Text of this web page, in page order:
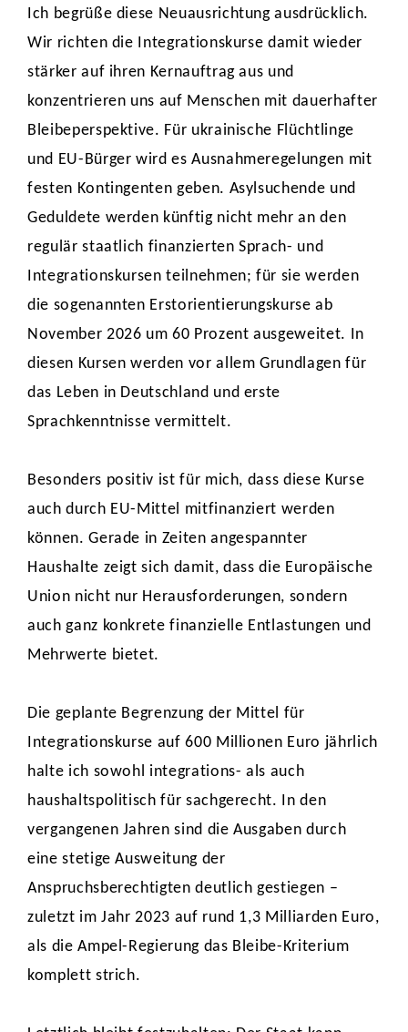
Ich begrüße diese Neuausrichtung ausdrücklich.
Wir richten die Integrationskurse damit wieder
stärker auf ihren Kernauftrag aus und
konzentrieren uns auf Menschen mit dauerhafter
Bleibeperspektive. Für ukrainische Flüchtlinge
und EU-Bürger wird es Ausnahmeregelungen mit
festen Kontingenten geben. Asylsuchende und
Geduldete werden künftig nicht mehr an den
regulär staatlich finanzierten Sprach- und
Integrationskursen teilnehmen; für sie werden
die sogenannten Erstorientierungskurse ab
November 2026 um 60 Prozent ausgeweitet. In
diesen Kursen werden vor allem Grundlagen für
das Leben in Deutschland und erste
Sprachkenntnisse vermittelt.
Besonders positiv ist für mich, dass diese Kurse
auch durch EU-Mittel mitfinanziert werden
können. Gerade in Zeiten angespannter
Haushalte zeigt sich damit, dass die Europäische
Union nicht nur Herausforderungen, sondern
auch ganz konkrete finanzielle Entlastungen und
Mehrwerte bietet.
Die geplante Begrenzung der Mittel für
Integrationskurse auf 600 Millionen Euro jährlich
halte ich sowohl integrations- als auch
haushaltspolitisch für sachgerecht. In den
vergangenen Jahren sind die Ausgaben durch
eine stetige Ausweitung der
Anspruchsberechtigten deutlich gestiegen –
zuletzt im Jahr 2023 auf rund 1,3 Milliarden Euro,
als die Ampel-Regierung das Bleibe-Kriterium
komplett strich.